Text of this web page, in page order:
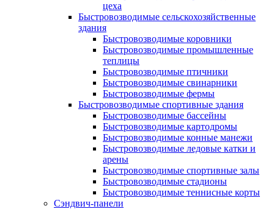
цеха
Быстровозводимые сельскохозяйственные
здания
Быстровозводимые коровники
Быстровозводимые промышленные
теплицы
Быстровозводимые птичники
Быстровозводимые свинарники
Быстровозводимые фермы
Быстровозводимые спортивные здания
Быстровозводимые бассейны
Быстровозводимые картодромы
Быстровозводимые конные манежи
Быстровозводимые ледовые катки и
арены
Быстровозводимые спортивные залы
Быстровозводимые стадионы
Быстровозводимые теннисные корты
Сэндвич-панели